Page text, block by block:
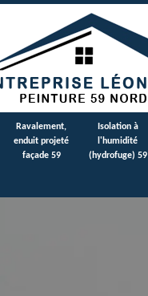
Ravalement,
enduit projeté
façade 59
Isolation à
l'humidité
(hydrofuge) 59